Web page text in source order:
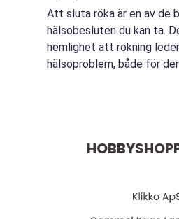
Att sluta röka är en av de
hälsobesluten du kan ta.
hemlighet att rökning
hälsoproblem, både för